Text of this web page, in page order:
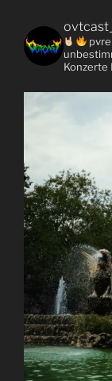
Konzerte